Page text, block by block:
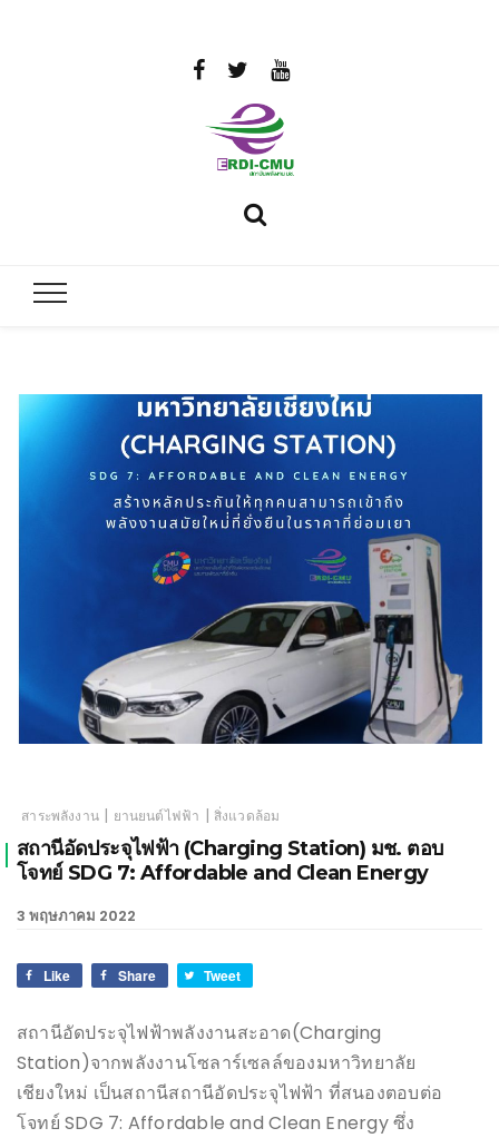
พิงค์
มหาวิทยาลัย
เชียงใหม่
สาระพลังงาน | ยานยนต์ไฟฟ้า | สิ่งแวดล้อม
สถานีอัดประจุไฟฟ้า (Charging Station) มช. ตอบ
โจทย์ SDG 7: Affordable and Clean Energy
3 พฤษภาคม 2022
Like Share Tweet
สถานีอัดประจุไฟฟ้าพลังงานสะอาด(Charging
Station)จากพลังงานโซลาร์เซลล์ของมหาวิทยาลัย
เชียงใหม่ เป็นสถานีสถานีอัดประจุไฟฟ้า ที่สนองตอบต่อ
โจทย์ SDG 7: Affordable and Clean Energy ซึ่ง